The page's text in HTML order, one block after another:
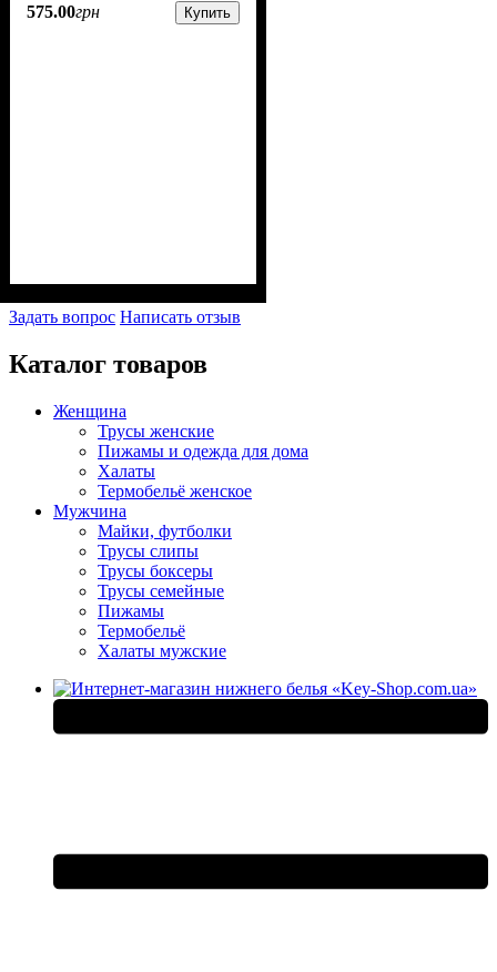
575.00грн Купить
Задать вопрос Написать отзыв
Каталог товаров
Женщина
Трусы женские
Пижамы и одежда для дома
Халаты
Термобельё женское
Мужчина
Майки, футболки
Трусы слипы
Трусы боксеры
Трусы семейные
Пижамы
Термобельё
Халаты мужские